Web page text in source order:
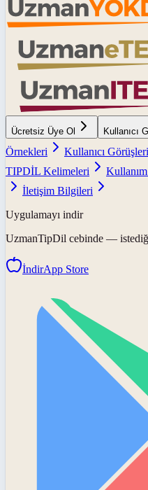
Ücretsiz Üye Ol Kullanıcı
Örnekleri
Kullanıcı Görüşleri
TIPDİL Kelimeleri
İletişim Bilgileri
Uygulamayı indir
UzmanTipDil cebinde —
İndirApp Store